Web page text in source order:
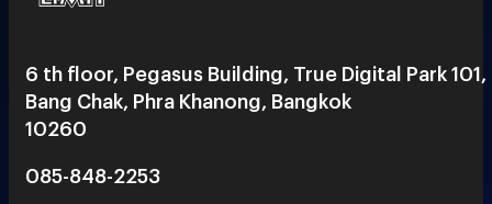
6 th floor, Pegasus Building, True Digital Park 101,
Bang Chak, Phra Khanong, Bangkok
10260
085-848-2253